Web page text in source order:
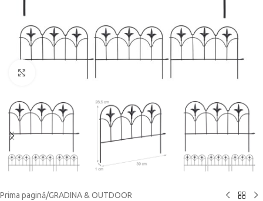
Prima pagină/GRADINA & OUTDOOR